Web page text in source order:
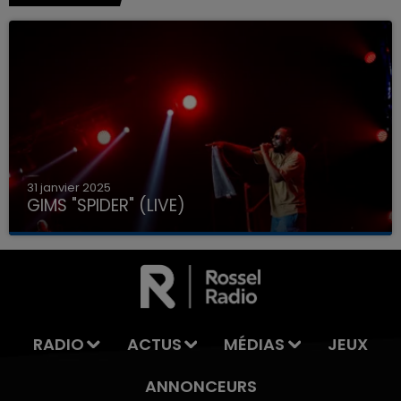
31 janvier 2025
GIMS "SPIDER" (LIVE)
RADIO ACTUS MÉDIAS
JEUX
ANNONCEURS